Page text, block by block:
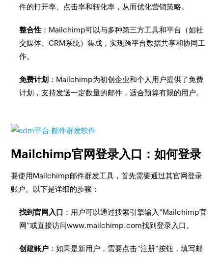
件的打开率、点击率和转化率，从而优化营销策略。
整合性 ：Mailchimp可以与多种第三方工具和平台（如社
交媒体、CRM系统）集成，实现跨平台数据共享和协同工
作。
免费计划 ：Mailchimp为初创企业和个人用户提供了免费
计划，支持发送一定数量的邮件，适合预算有限的用户。
Mailchimp官网登录入口：如何登录
要使用Mailchimp邮件群发工具，首先需要通过其官网登录
账户。以下是详细的步骤：
找到官网入口 ：用户可以通过搜索引擎输入“Mailchimp官
网”或直接访问www.mailchimp.com找到登录入口。
创建账户 ：如果是新用户，需要点击“注册”按钮，填写邮